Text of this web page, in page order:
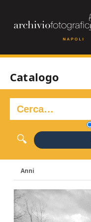
Catalogo
Anni